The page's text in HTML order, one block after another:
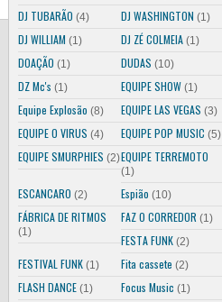
DJ TUBARÃO (4) DJ WASHINGTON (1)
DJ WILLIAM (1) DJ ZÉ COLMEIA (1)
DOAÇÃO (1) DUDAS (10)
DZ Mc's (1) EQUIPE SHOW (1)
Equipe Explosão (8) EQUIPE LAS VEGAS (3)
EQUIPE O VIRUS (4) EQUIPE POP MUSIC (5)
EQUIPE SMURPHIES (2)EQUIPE TERREMOTO
(1)
ESCANCARO (2) Espião (10)
FÁBRICA DE RITMOS
(1)
FAZ O CORREDOR (1)
FESTA FUNK (2)
FESTIVAL FUNK (1) Fita cassete (2)
FLASH DANCE (1) Focus Music (1)